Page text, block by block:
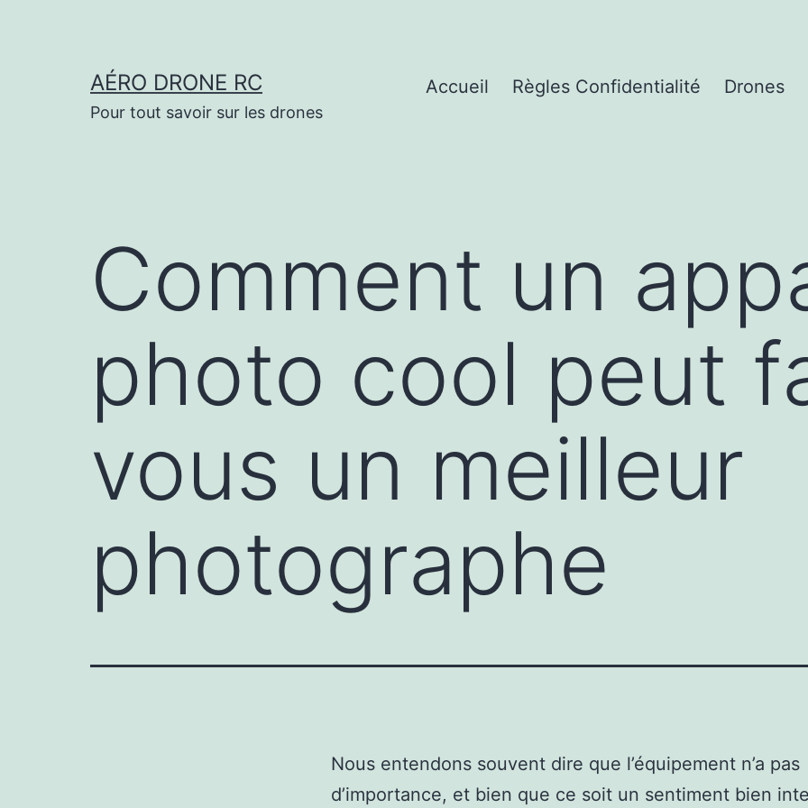
AÉRO DRONE RC
Pour tout savoir sur les drones
Accueil Règles Confidentialité Drones
Comment un
photo cool peut
vous un meilleur
photographe
Nous entendons souvent dire que l’équipement n’a pas
d’importance, et bien que ce soit un sentiment bien